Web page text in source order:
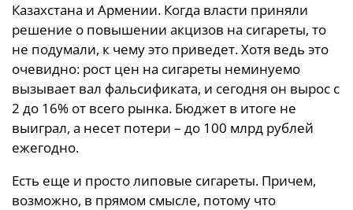
Казахстана и Армении. Когда власти приняли
решение о повышении акцизов на сигареты, то
не подумали, к чему это приведет. Хотя ведь это
очевидно: рост цен на сигареты неминуемо
вызывает вал фальсификата, и сегодня он вырос с
2 до 16% от всего рынка. Бюджет в итоге не
выиграл, а несет потери – до 100 млрд рублей
ежегодно.
Есть еще и просто липовые сигареты. Причем,
возможно, в прямом смысле, потому что